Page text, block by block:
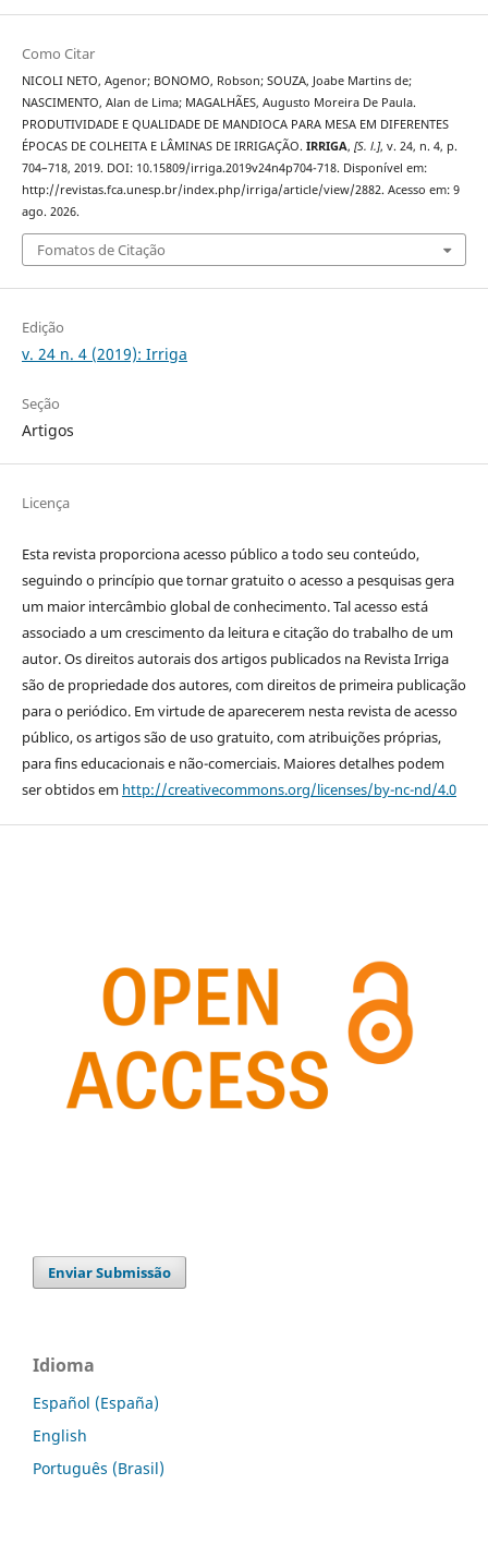
Como Citar
NICOLI NETO, Agenor; BONOMO, Robson; SOUZA, Joabe Martins de;
NASCIMENTO, Alan de Lima; MAGALHÃES, Augusto Moreira De Paula.
PRODUTIVIDADE E QUALIDADE DE MANDIOCA PARA MESA EM DIFERENTES
ÉPOCAS DE COLHEITA E LÂMINAS DE IRRIGAÇÃO. IRRIGA, [S. l.], v. 24, n. 4, p.
704–718, 2019. DOI: 10.15809/irriga.2019v24n4p704-718. Disponível em:
http://revistas.fca.unesp.br/index.php/irriga/article/view/2882. Acesso em: 9
ago. 2026.
Fomatos de Citação
Edição
v. 24 n. 4 (2019): Irriga
Seção
Artigos
Licença
Esta revista proporciona acesso público a todo seu conteúdo,
seguindo o princípio que tornar gratuito o acesso a pesquisas gera
um maior intercâmbio global de conhecimento. Tal acesso está
associado a um crescimento da leitura e citação do trabalho de um
autor. Os direitos autorais dos artigos publicados na Revista Irriga
são de propriedade dos autores, com direitos de primeira publicação
para o periódico. Em virtude de aparecerem nesta revista de acesso
público, os artigos são de uso gratuito, com atribuições próprias,
para fins educacionais e não-comerciais. Maiores detalhes podem
ser obtidos em http://creativecommons.org/licenses/by-nc-nd/4.0
Enviar Submissão
Idioma
Español (España)
English
Português (Brasil)